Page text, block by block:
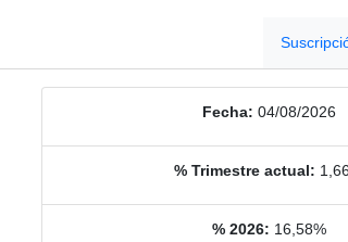
Fecha: 04/08/2026
% Trimestre actual:
% 2026: 16,58%